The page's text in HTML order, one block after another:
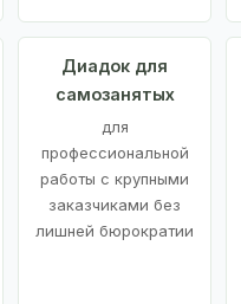
Диадок для
самозанятых
для
профессиональной
работы с крупными
заказчиками без
лишней бюрократии